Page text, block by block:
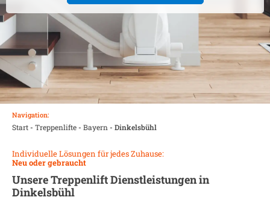
Navigation:
Start- Treppenlifte- Bayern - Dinkelsbühl
Individuelle Lösungen für jedes Zuhause:
Neu oder gebraucht
Unsere Treppenlift Dienstleistungen in
Dinkelsbühl